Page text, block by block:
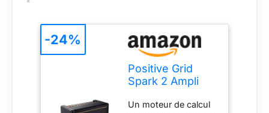
Positive Grid
Spark 2 Ampli
Guitare et
Un moteur de calcul
-24%